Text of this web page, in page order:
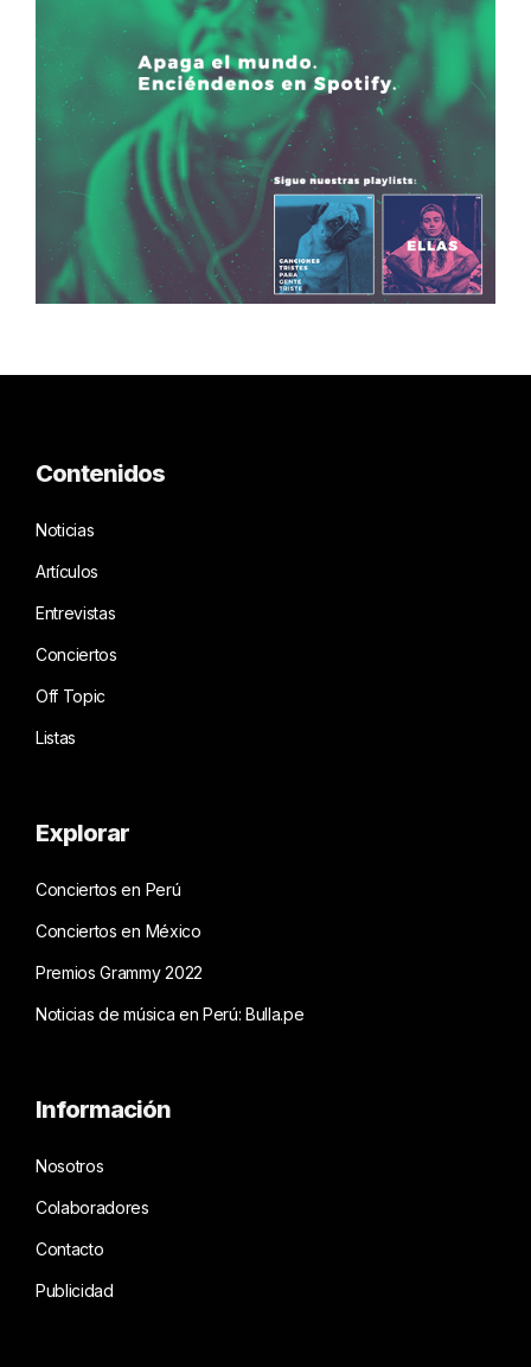
Contenidos
Noticias
Artículos
Entrevistas
Conciertos
Off Topic
Listas
Explorar
Conciertos en Perú
Conciertos en México
Premios Grammy 2022
Noticias de música en Perú: Bulla.pe
Información
Nosotros
Colaboradores
Contacto
Publicidad